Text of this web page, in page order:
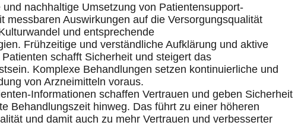
und nachhaltige Umsetzung von Patientensupport-
messbaren Auswirkungen auf die Versorgungsqualität
und entsprechende
Frühzeitige und verständliche Aufklärung und aktive
schafft Sicherheit und steigert das
Komplexe Behandlungen setzen kontinuierliche und
von Arzneimitteln voraus.
Informationen schaffen Vertrauen und geben Sicherheit
Behandlungszeit hinweg. Das führt zu einer höheren
und damit auch zu mehr Vertrauen und verbesserter